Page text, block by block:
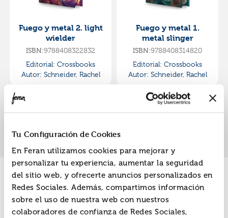
Tu Configuración de Cookies
En Feran utilizamos cookies para mejorar y
personalizar tu experiencia, aumentar la seguridad
del sitio web, y ofrecerte anuncios personalizados en
Redes Sociales. Además, compartimos información
sobre el uso de nuestra web con nuestros
colaboradores de confianza de Redes Sociales,
Fuego y metal 2. light
wielder
ISBN:9788408322832
Editorial: Crossbooks
Autor: Schneider, Rachel
Fuego y metal 1.
metal slinger
ISBN:9788408314820
Editorial: Crossbooks
Autor: Schneider, Rachel
Promociones